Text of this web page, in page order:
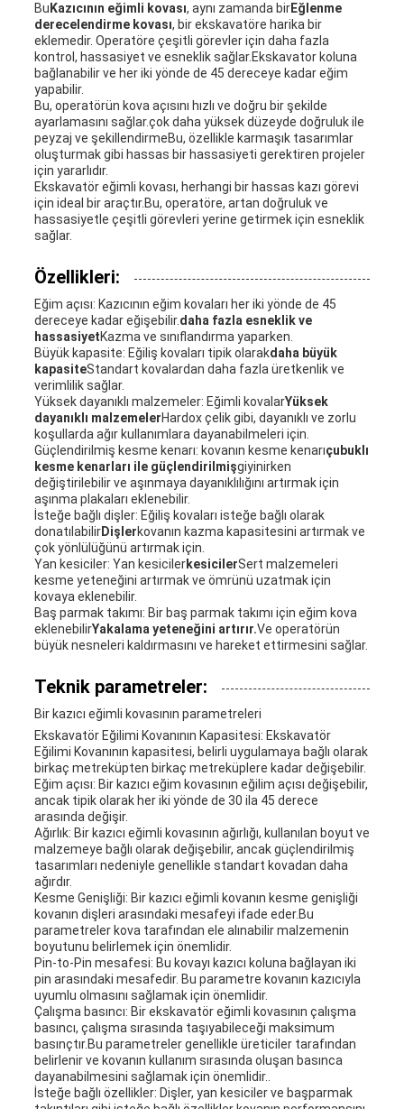
Bu Kazıcının eğimli kovası, aynı zamanda birEğlenme
derecelendirme kovası, bir ekskavatöre harika bir
eklemedir. Operatöre çeşitli görevler için daha fazla
kontrol, hassasiyet ve esneklik sağlar.Ekskavator koluna
bağlanabilir ve her iki yönde de 45 dereceye kadar eğim
yapabilir.
Bu, operatörün kova açısını hızlı ve doğru bir şekilde
ayarlamasını sağlar.çok daha yüksek düzeyde doğruluk ile
peyzaj ve şekillendirmeBu, özellikle karmaşık tasarımlar
oluşturmak gibi hassas bir hassasiyeti gerektiren projeler
için yararlıdır.
Ekskavatör eğimli kovası, herhangi bir hassas kazı görevi
için ideal bir araçtır.Bu, operatöre, artan doğruluk ve
hassasiyetle çeşitli görevleri yerine getirmek için esneklik
sağlar.
Özellikleri:
Eğim açısı: Kazıcının eğim kovaları her iki yönde de 45
dereceye kadar eğişebilir.daha fazla esneklik ve
hassasiyetKazma ve sınıflandırma yaparken.
Büyük kapasite: Eğiliş kovaları tipik olarakdaha büyük
kapasiteStandart kovalardan daha fazla üretkenlik ve
verimlilik sağlar.
Yüksek dayanıklı malzemeler: Eğimli kovalarYüksek
dayanıklı malzemelerHardox çelik gibi, dayanıklı ve zorlu
koşullarda ağır kullanımlara dayanabilmeleri için.
Güçlendirilmiş kesme kenarı: kovanın kesme kenarıçubuklı
kesme kenarları ile güçlendirilmişgiyinirken
değiştirilebilir ve aşınmaya dayanıklılığını artırmak için
aşınma plakaları eklenebilir.
İsteğe bağlı dişler: Eğiliş kovaları isteğe bağlı olarak
donatılabilirDişlerkovanın kazma kapasitesini artırmak ve
çok yönlülüğünü artırmak için.
Yan kesiciler: Yan kesicilerkesicilerSert malzemeleri
kesme yeteneğini artırmak ve ömrünü uzatmak için
kovaya eklenebilir.
Baş parmak takımı: Bir baş parmak takımı için eğim kova
eklenebilirYakalama yeteneğini artırır.Ve operatörün
büyük nesneleri kaldırmasını ve hareket ettirmesini sağlar.
Teknik parametreler:
Bir kazıcı eğimli kovasının parametreleri
Ekskavatör Eğilimi Kovanının Kapasitesi: Ekskavatör
Eğilimi Kovanının kapasitesi, belirli uygulamaya bağlı olarak
birkaç metreküpten birkaç metreküplere kadar değişebilir.
Eğim açısı: Bir kazıcı eğim kovasının eğilim açısı değişebilir,
ancak tipik olarak her iki yönde de 30 ila 45 derece
arasında değişir.
Ağırlık: Bir kazıcı eğimli kovasının ağırlığı, kullanılan boyut ve
malzemeye bağlı olarak değişebilir, ancak güçlendirilmiş
tasarımları nedeniyle genellikle standart kovadan daha
ağırdır.
Kesme Genişliği: Bir kazıcı eğimli kovanın kesme genişliği
kovanın dişleri arasındaki mesafeyi ifade eder.Bu
parametreler kova tarafından ele alınabilir malzemenin
boyutunu belirlemek için önemlidir.
Pin-to-Pin mesafesi: Bu kovayı kazıcı koluna bağlayan iki
pin arasındaki mesafedir. Bu parametre kovanın kazıcıyla
uyumlu olmasını sağlamak için önemlidir.
Çalışma basıncı: Bir ekskavatör eğimli kovasının çalışma
basıncı, çalışma sırasında taşıyabileceği maksimum
basınçtır.Bu parametreler genellikle üreticiler tarafından
belirlenir ve kovanın kullanım sırasında oluşan basınca
dayanabilmesini sağlamak için önemlidir..
İsteğe bağlı özellikler: Dişler, yan kesiciler ve başparmak